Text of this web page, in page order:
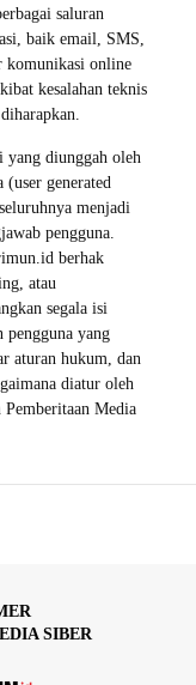
saluran
baik email, SMS,
komunikasi online
kesalahan teknis
yang diunggah oleh
(user generated
menjadi
pengguna.
berhak
atau
segala isi
pengguna yang
aturan hukum, dan
diatur oleh
Pemberitaan Media
SIBER